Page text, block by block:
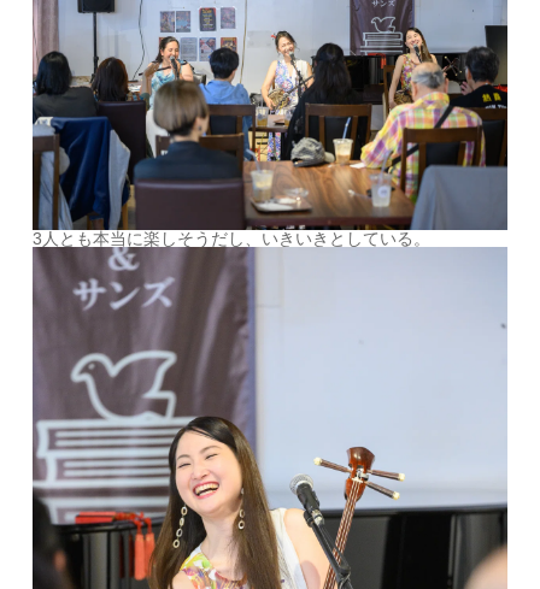
3人とも本当に楽しそうだし、いきいきとしている。